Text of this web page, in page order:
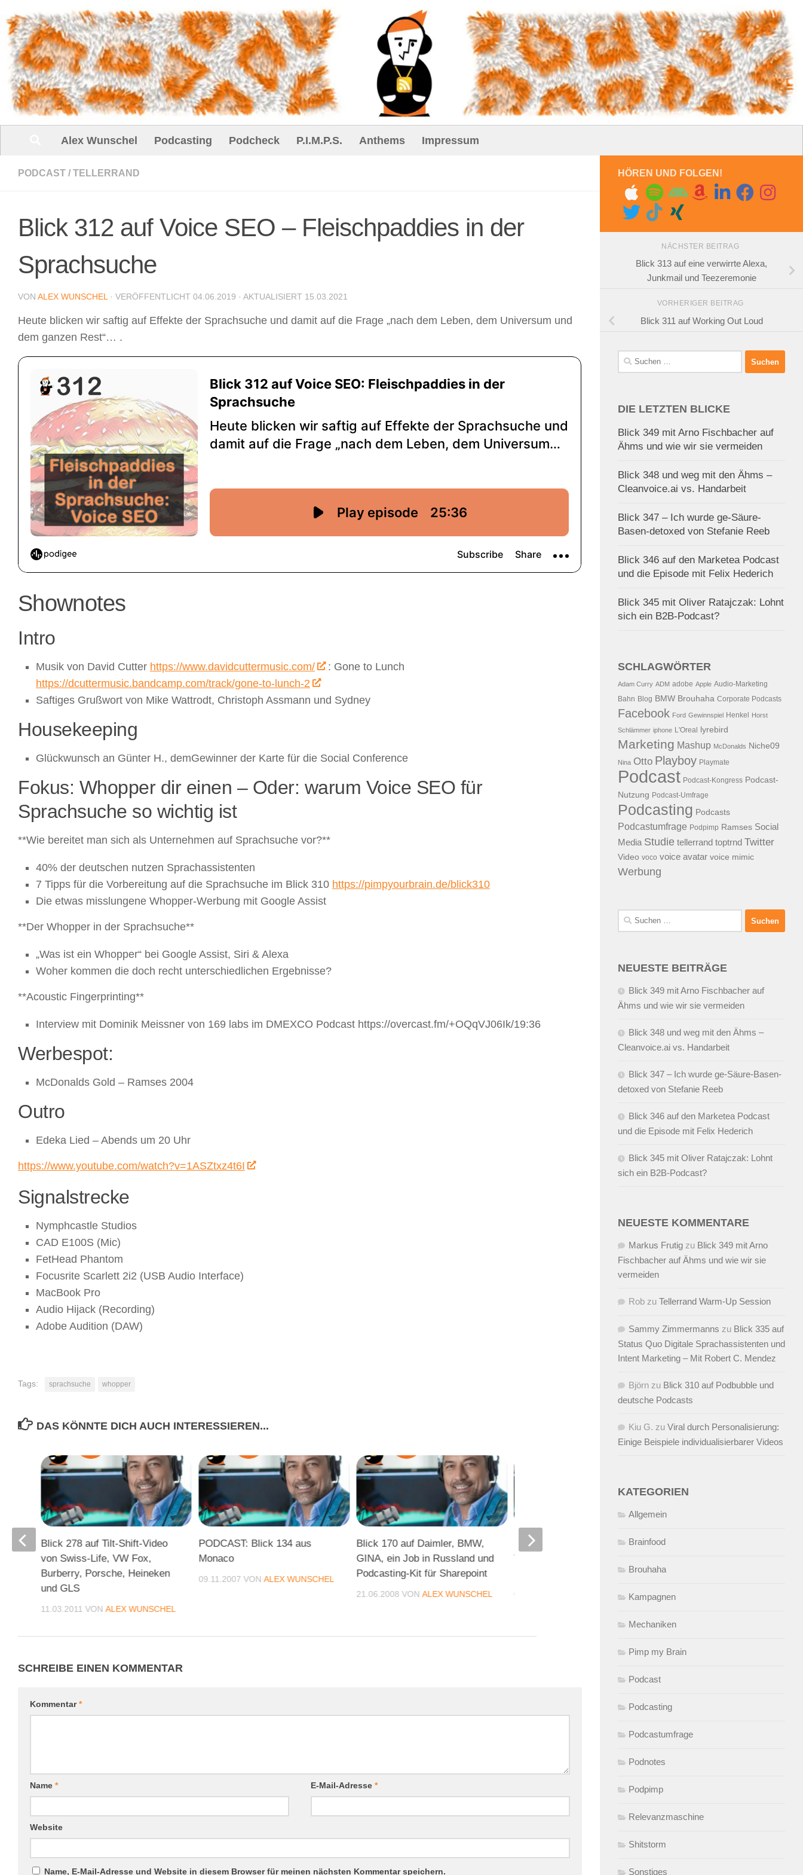
Unter dem Inhalt
Alex Wunschel Podcasting Podcheck P.I.M.P.S. Anthems Impressum
PODCAST / TELLERRAND
Blick 312 auf Voice SEO – Fleischpaddies in der
Sprachsuche
VON ALEX WUNSCHEL · VERÖFFENTLICHT 04.06.2019 · AKTUALISIERT 15.03.2021
Heute blicken wir saftig auf Effekte der Sprachsuche und damit auf die Frage „nach dem Leben, dem Universum und
dem ganzen Rest“… .
Shownotes
Intro
Musik von David Cutter https://www.davidcuttermusic.com/
: Gone to Lunch
https://dcuttermusic.bandcamp.com/track/gone-to-lunch-2
Saftiges Grußwort von Mike Wattrodt, Christoph Assmann und Sydney
Housekeeping
Glückwunsch an Günter H., demGewinner der Karte für die Social Conference
Fokus: Whopper dir einen – Oder: warum Voice SEO für
Sprachsuche so wichtig ist
**Wie bereitet man sich als Unternehmen auf Sprachsuche vor?**
40% der deutschen nutzen Sprachassistenten
7 Tipps für die Vorbereitung auf die Sprachsuche im Blick 310 https://pimpyourbrain.de/blick310
Die etwas misslungene Whopper-Werbung mit Google Assist
**Der Whopper in der Sprachsuche**
„Was ist ein Whopper“ bei Google Assist, Siri & Alexa
Woher kommen die doch recht unterschiedlichen Ergebnisse?
**Acoustic Fingerprinting**
Interview mit Dominik Meissner von 169 labs im DMEXCO Podcast https://overcast.fm/+OQqVJ06Ik/19:36
Werbespot:
McDonalds Gold – Ramses 2004
Outro
Edeka Lied – Abends um 20 Uhr
https://www.youtube.com/watch?v=1ASZtxz4t6I
Signalstrecke
Nymphcastle Studios
CAD E100S (Mic)
FetHead Phantom
Focusrite Scarlett 2i2 (USB Audio Interface)
MacBook Pro
Audio Hijack (Recording)
Adobe Audition (DAW)
Tags: sprachsuche whopper
DAS KÖNNTE DICH AUCH INTERESSIEREN...
PODCAST: Blick 134 aus
Monaco
09.11.2007 VONALEX WUNSCHEL
Blick 170 auf Daimler, BMW,
GINA, ein Job in Russland und
Podcasting-Kit für Sharepoint
21.06.2008 VONALEX WUNSCHEL
Blick 162 auf Podcastnutzung,
Tchibo-Ideas, Quotenklicks
04.05.2008 ALEX WUNSCHEL 16.11.2005
Blick 278 auf Tilt-Shift-Video
von Swiss-Life, VW Fox,
Burberry, Porsche, Heineken
und GLS
11.03.2011 VONALEX WUNSCHEL
SCHREIBE EINEN KOMMENTAR
Kommentar*
Name * E-Mail-Adresse*
Website
Name, E-Mail-Adresse und Website in diesem Browser für meinen nächsten Kommentar speichern.
HÖREN UND FOLGEN!
NÄCHSTER BEITRAG
Blick 313 auf eine verwirrte Alexa,
Junkmail und Teezeremonie
VORHERIGER BEITRAG
Blick 311 auf Working Out Loud
Suchen
nach:
DIE LETZTEN BLICKE
Blick 349 mit Arno Fischbacher auf
Ähms und wie wir sie vermeiden
Blick 348 und weg mit den Ähms –
Cleanvoice.ai vs. Handarbeit
Blick 347 – Ich wurde ge-Säure-
Basen-detoxed von Stefanie Reeb
Blick 346 auf den Marketea Podcast
und die Episode mit Felix Hederich
Blick 345 mit Oliver Ratajczak: Lohnt
sich ein B2B-Podcast?
SCHLAGWÖRTER
Adam Curry ADM adobe Apple Audio-Marketing
Bahn Blog BMW Brouhaha Corporate Podcasts
Facebook Ford Gewinnspiel Henkel Horst
Schlämmer iphone L'Oreal lyrebird
Marketing Mashup McDonalds Niche09
Nina Otto Playboy Playmate
Podcast Podcast-Kongress Podcast-
Nutzung Podcast-Umfrage
Podcasting Podcasts
Podcastumfrage Podpimp Ramses Social
Media Studie tellerrand toptrnd Twitter
Video voco voice avatar voice mimic
Werbung
Suchen
nach:
NEUESTE BEITRÄGE
Blick 349 mit Arno Fischbacher auf
Ähms und wie wir sie vermeiden
Blick 348 und weg mit den Ähms –
Cleanvoice.ai vs. Handarbeit
Blick 347 – Ich wurde ge-Säure-Basen-
detoxed von Stefanie Reeb
Blick 346 auf den Marketea Podcast
und die Episode mit Felix Hederich
Blick 345 mit Oliver Ratajczak: Lohnt
sich ein B2B-Podcast?
NEUESTE KOMMENTARE
Markus Frutig zu Blick 349 mit Arno
Fischbacher auf Ähms und wie wir sie
vermeiden
Rob zu Tellerrand Warm-Up Session
Sammy Zimmermanns zu Blick 335 auf
Status Quo Digitale Sprachassistenten und
Intent Marketing – Mit Robert C. Mendez
Björn zu Blick 310 auf Podbubble und
deutsche Podcasts
Kiu G. zu Viral durch Personalisierung:
Einige Beispiele individualisierbarer Videos
KATEGORIEN
Allgemein
Brainfood
Brouhaha
Kampagnen
Mechaniken
Pimp my Brain
Podcast
Podcasting
Podcastumfrage
Podnotes
Podpimp
Relevanzmaschine
Shitstorm
Sonstiges